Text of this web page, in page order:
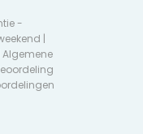
-
|
Algemene